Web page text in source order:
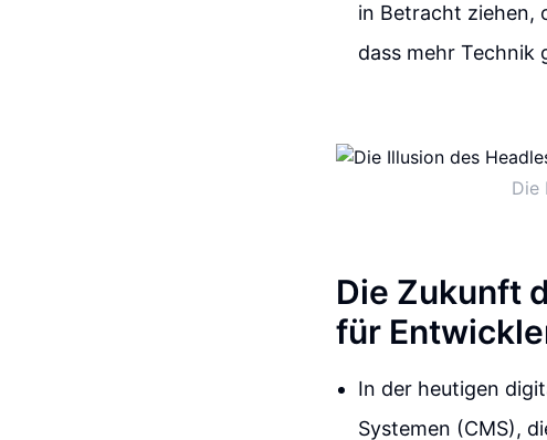
in Betracht ziehen,
dass mehr Technik
Die
Die Zukunft
für
In der heutigen
Systemen (CMS),